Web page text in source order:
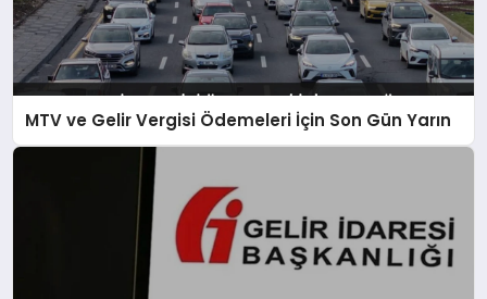
MTV ve Gelir Vergisi Ödemeleri İçin Son Gün Yarın